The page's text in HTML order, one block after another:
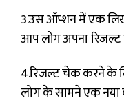
3.उस ऑप्शन में एक
आप लोग अपना
4.रिजल्ट चेक करने
लोग के सामने एक नया